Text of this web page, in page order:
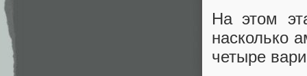
На этом
насколько
четыре